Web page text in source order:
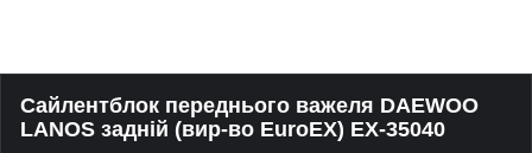
Сайлентблок переднього важеля DAEWOO
LANOS задній (вир-во EuroEX) EX-35040